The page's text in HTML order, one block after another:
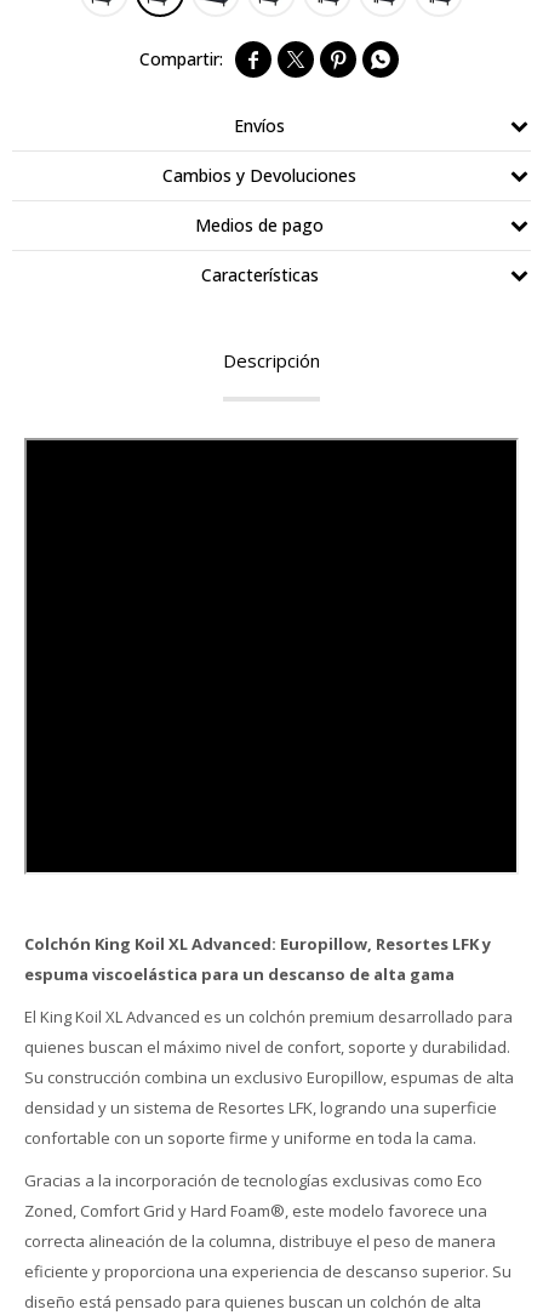
   
Envíos
Cambios y Devoluciones
Medios de pago
Características
Descripción
Colchón King Koil XL Advanced: Europillow, Resortes LFK y
espuma viscoelástica para un descanso de alta gama
El King Koil XL Advanced es un colchón premium desarrollado para
quienes buscan el máximo nivel de confort, soporte y durabilidad.
Su construcción combina un exclusivo Europillow, espumas de alta
densidad y un sistema de Resortes LFK, logrando una superficie
confortable con un soporte firme y uniforme en toda la cama.
Gracias a la incorporación de tecnologías exclusivas como Eco
Zoned, Comfort Grid y Hard Foam®, este modelo favorece una
correcta alineación de la columna, distribuye el peso de manera
eficiente y proporciona una experiencia de descanso superior. Su
diseño está pensado para quienes buscan un colchón de alta